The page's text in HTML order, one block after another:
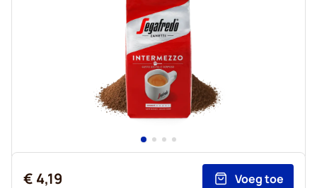
€ 4,19 Voeg toe